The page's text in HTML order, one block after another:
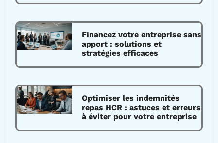
Financez votre entreprise sans
apport : solutions et
stratégies efficaces
Optimiser les indemnités
repas HCR : astuces et erreurs
à éviter pour votre entreprise